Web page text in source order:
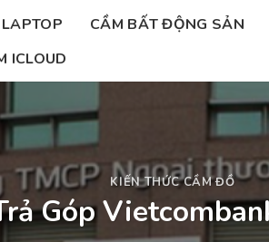
CẦM BẤT ĐỘNG SẢN
ICLOUD
KIẾN THỨC CẦM ĐỒ
Góp